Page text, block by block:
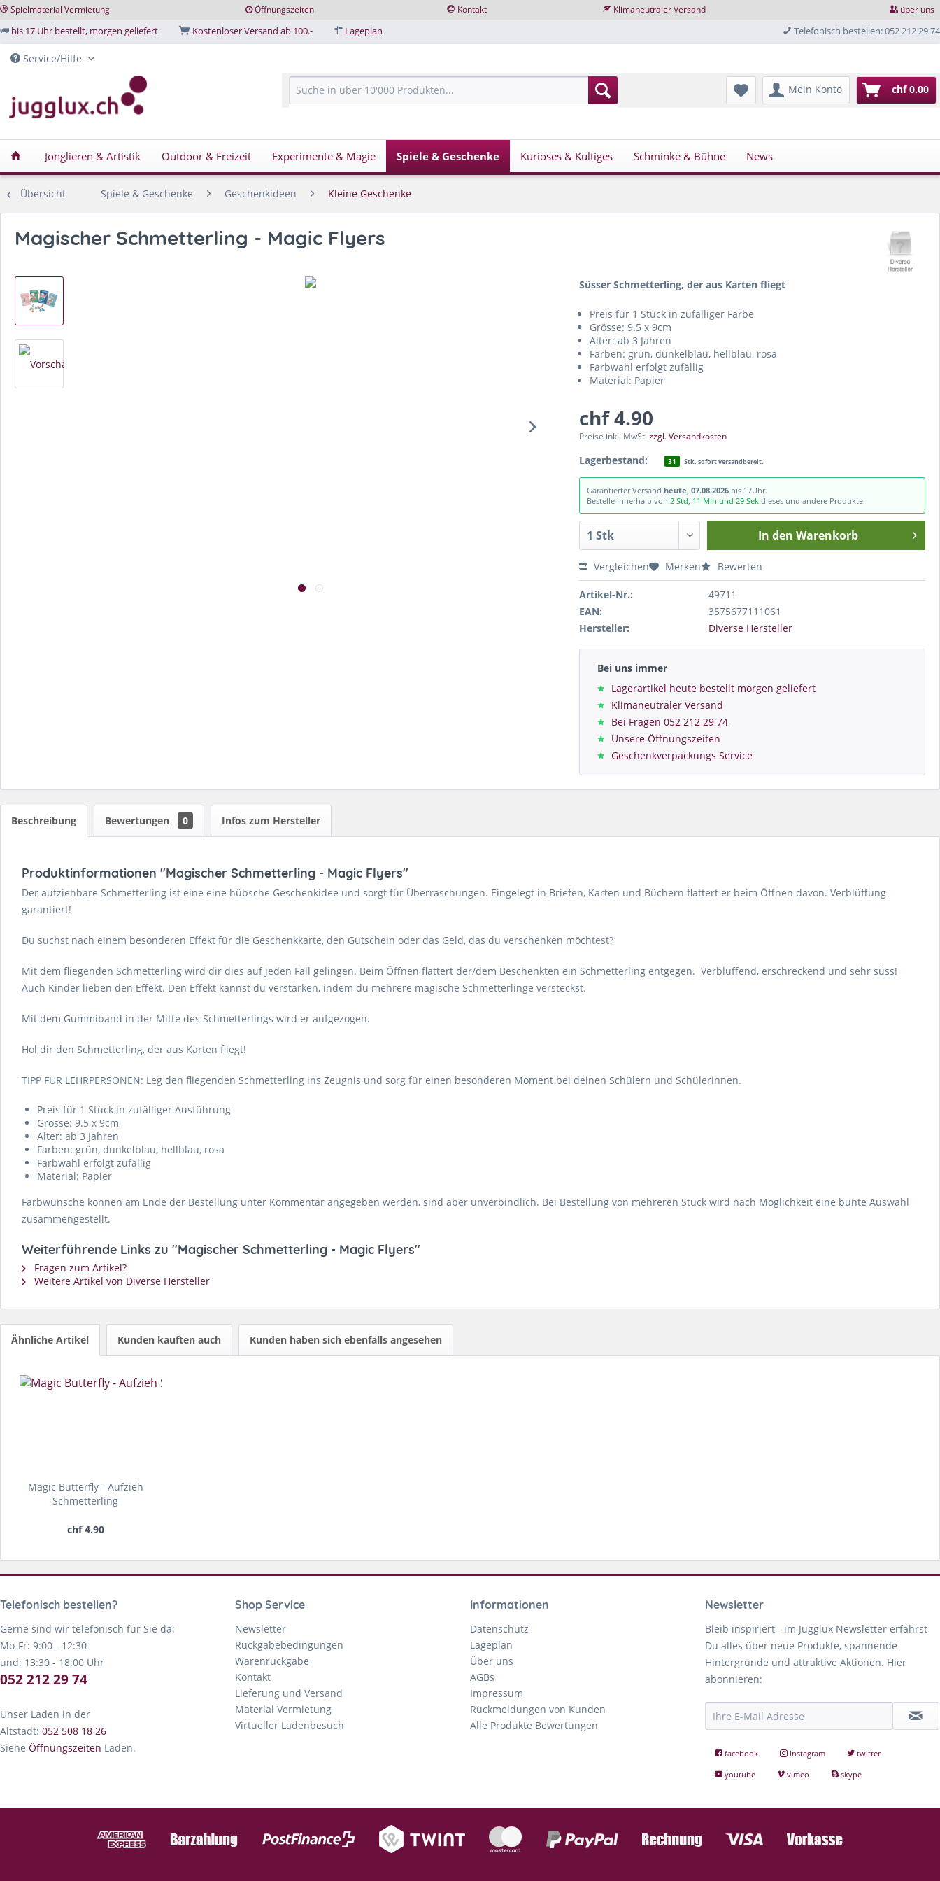
Spielmaterial Vermietung Öffnungszeiten Kontakt Klimaneutraler Versand über uns
bis 17 Uhr bestellt, morgen geliefert Kostenloser Versand ab 100.- Lageplan Telefonisch bestellen: 052 212 29 74
Service/Hilfe
Mein Konto chf 0.00
Jonglieren & Artistik Outdoor & Freizeit Experimente & Magie Spiele & Geschenke Kurioses & Kultiges Schminke & Bühne News
Übersicht Spiele & Geschenke Geschenkideen Kleine Geschenke
Magischer Schmetterling - Magic Flyers
Süsser Schmetterling, der aus Karten fliegt
Preis für 1 Stück in zufälliger Farbe
Grösse: 9.5 x 9cm
Alter: ab 3 Jahren
Farben: grün, dunkelblau, hellblau, rosa
Farbwahl erfolgt zufällig
Material: Papier
chf 4.90
Preise inkl. MwSt.zzgl. Versandkosten
Lagerbestand: 31 Stk. sofort versandbereit.
Garantierter Versand heute, 07.08.2026 bis 17Uhr.
Bestelle innerhalb von 2 Std, 11 Min und 29 Sek dieses und andere Produkte.
In den Warenkorb
Vergleichen Merken Bewerten
Artikel-Nr.:
49711
EAN:
3575677111061
Hersteller:
Diverse Hersteller
Bei uns immer
Lagerartikel heute bestellt morgen geliefert
Klimaneutraler Versand
Bei Fragen 052 212 29 74
Unsere Öffnungszeiten
Geschenkverpackungs Service
Beschreibung Bewertungen 0 Infos zum Hersteller
Produktinformationen "Magischer Schmetterling - Magic Flyers"
Der aufziehbare Schmetterling ist eine eine hübsche Geschenkidee und sorgt für Überraschungen. Eingelegt in Briefen, Karten und Büchern flattert er beim Öffnen davon. Verblüffung
garantiert!
Du suchst nach einem besonderen Effekt für die Geschenkkarte, den Gutschein oder das Geld, das du verschenken möchtest?
Mit dem fliegenden Schmetterling wird dir dies auf jeden Fall gelingen. Beim Öffnen flattert der/dem Beschenkten ein Schmetterling entgegen. Verblüffend, erschreckend und sehr süss!
Auch Kinder lieben den Effekt. Den Effekt kannst du verstärken, indem du mehrere magische Schmetterlinge versteckst.
Mit dem Gummiband in der Mitte des Schmetterlings wird er aufgezogen.
Hol dir den Schmetterling, der aus Karten fliegt!
TIPP FÜR LEHRPERSONEN: Leg den fliegenden Schmetterling ins Zeugnis und sorg für einen besonderen Moment bei deinen Schülern und Schülerinnen.
Preis für 1 Stück in zufälliger Ausführung
Grösse: 9.5 x 9cm
Alter: ab 3 Jahren
Farben: grün, dunkelblau, hellblau, rosa
Farbwahl erfolgt zufällig
Material: Papier
Farbwünsche können am Ende der Bestellung unter Kommentar angegeben werden, sind aber unverbindlich. Bei Bestellung von mehreren Stück wird nach Möglichkeit eine bunte Auswahl
zusammengestellt.
Weiterführende Links zu "Magischer Schmetterling - Magic Flyers"
Fragen zum Artikel?
Weitere Artikel von Diverse Hersteller
Ähnliche Artikel Kunden kauften auch Kunden haben sich ebenfalls angesehen
Magic Butterfly - Aufzieh
Schmetterling
chf 4.90
Telefonisch bestellen?
Gerne sind wir telefonisch für Sie da:
Mo-Fr: 9:00 - 12:30
und: 13:30 - 18:00 Uhr
052 212 29 74
Unser Laden in der
Altstadt: 052 508 18 26
Siehe Öffnungszeiten Laden.
Shop Service
Newsletter
Rückgabebedingungen
Warenrückgabe
Kontakt
Lieferung und Versand
Material Vermietung
Virtueller Ladenbesuch
Informationen
Datenschutz
Lageplan
Über uns
AGBs
Impressum
Rückmeldungen von Kunden
Alle Produkte Bewertungen
Newsletter
Bleib inspiriert - im Jugglux Newsletter erfährst
Du alles über neue Produkte, spannende
Hintergründe und attraktive Aktionen. Hier
abonnieren:
facebook instagram
twitter
youtube
vimeo skype